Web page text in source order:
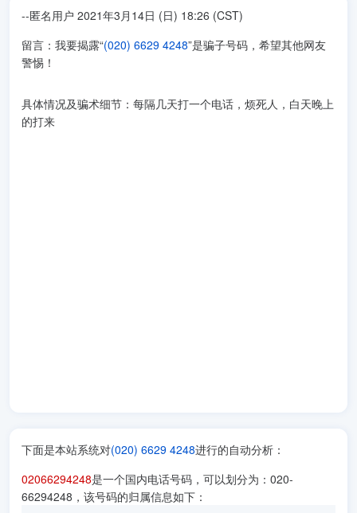
--匿名用户 2021年3月14日 (日) 18:26 (CST)
留言：我要揭露“(020) 6629 4248”是骗子号码，希望其他网友
警惕！
具体情况及骗术细节：每隔几天打一个电话，烦死人，白天晚上
的打来
下面是本站系统对(020) 6629 4248进行的自动分析：
02066294248是一个国内电话号码，可以划分为：020-
66294248，该号码的归属信息如下：